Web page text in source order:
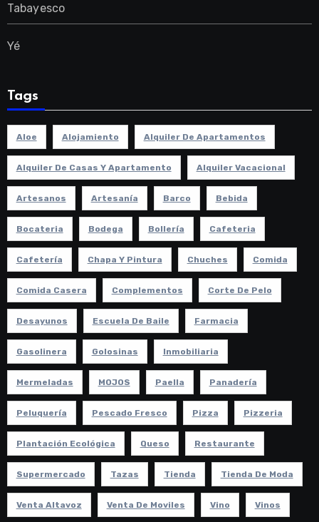
Tabayesco
Yé
Tags
Aloe Alojamiento Alquiler De Apartamentos
Alquiler De Casas Y Apartamento Alquiler Vacacional
Artesanos Artesanía Barco Bebida
Bocateria Bodega Bollería Cafeteria
Cafetería Chapa Y Pintura Chuches Comida
Comida Casera Complementos Corte De Pelo
Desayunos Escuela De Baile Farmacia
Gasolinera Golosinas Inmobiliaria
Mermeladas MOJOS Paella Panadería
Peluquería Pescado Fresco Pizza Pizzeria
Plantación Ecológica Queso Restaurante
Supermercado Tazas Tienda Tienda De Moda
Venta Altavoz Venta De Moviles Vino Vinos